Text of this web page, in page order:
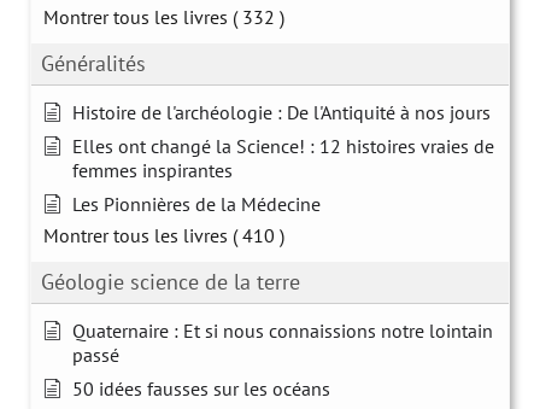
Montrer tous les livres ( 332 )
Généralités
Histoire de l'archéologie : De l'Antiquité à nos jours
Elles ont changé la Science! : 12 histoires vraies de
femmes inspirantes
Les Pionnières de la Médecine
Montrer tous les livres ( 410 )
Géologie science de la terre
Quaternaire : Et si nous connaissions notre lointain
passé
50 idées fausses sur les océans